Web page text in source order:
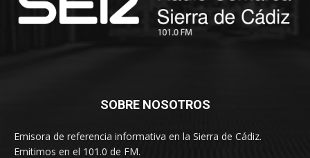
SOBRE NOSOTROS
Emisora de referencia informativa en la Sierra de Cádiz.
Emitimos en el 101.0 de FM.